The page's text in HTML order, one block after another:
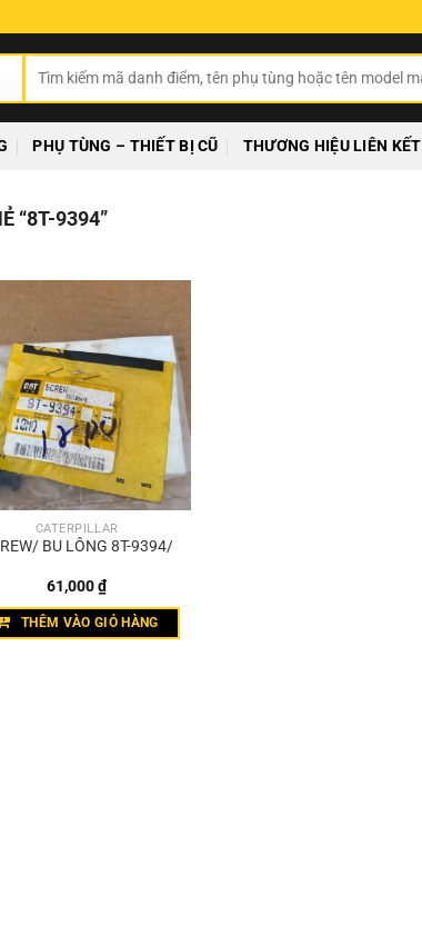
kiếm:
PHỤ TÙNG – THIẾT BỊ CŨ THƯƠNG HIỆU LIÊN KẾT
“8T-9394”
CATERPILLAR
BU LÔNG 8T-9394/
61,000₫
THÊM VÀO GIỎ HÀNG